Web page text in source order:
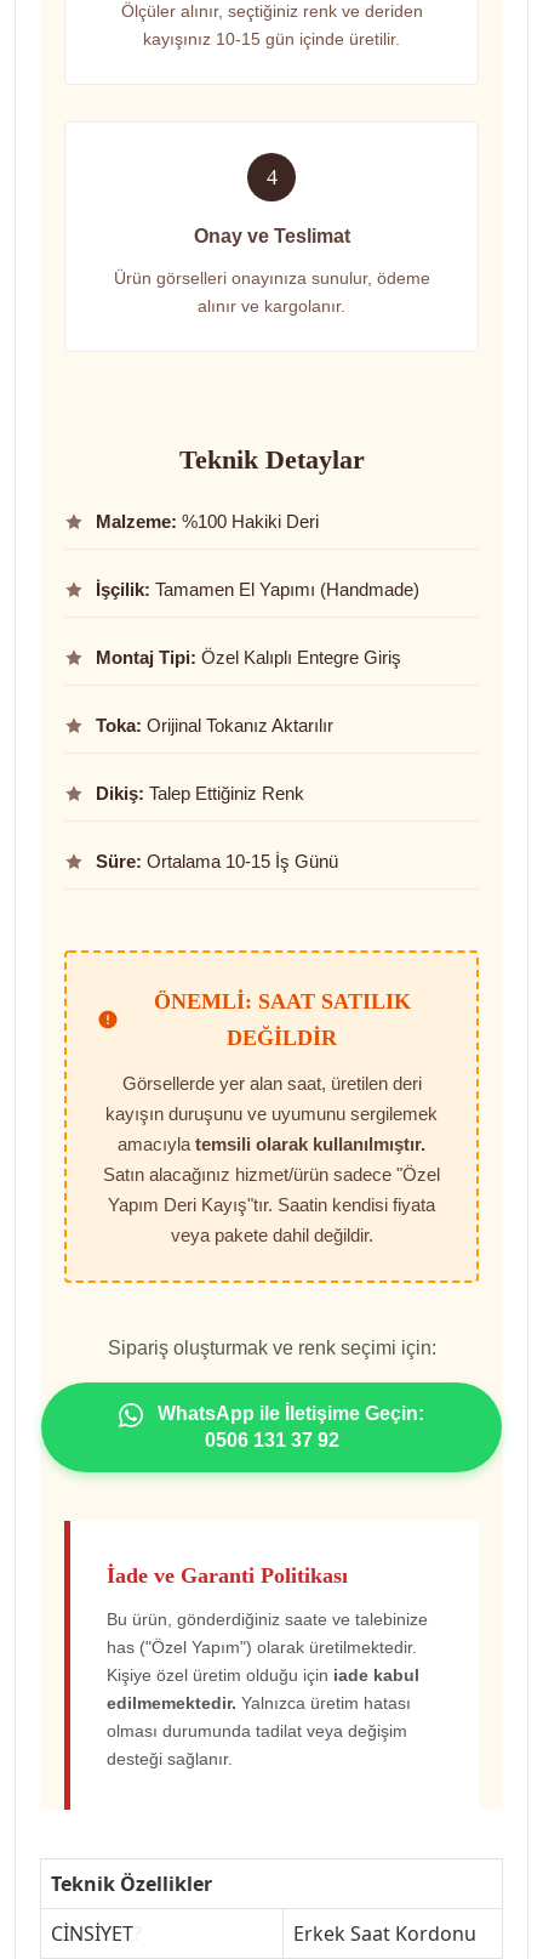
Ölçüler alınır, seçtiğiniz renk ve deriden
kayışınız 10-15 gün içinde üretilir.
4
Onay ve Teslimat
Ürün görselleri onayınıza sunulur, ödeme
alınır ve kargolanır.
Teknik Detaylar
Malzeme: %100 Hakiki Deri
İşçilik: Tamamen El Yapımı (Handmade)
Montaj Tipi: Özel Kalıplı Entegre Giriş
Toka: Orijinal Tokanız Aktarılır
Dikiş: Talep Ettiğiniz Renk
Süre: Ortalama 10-15 İş Günü
ÖNEMLI: SAAT SATILIK
DEĞILDIR
Görsellerde yer alan saat, üretilen deri
kayışın duruşunu ve uyumunu sergilemek
amacıyla temsili olarak kullanılmıştır.
Satın alacağınız hizmet/ürün sadece "Özel
Yapım Deri Kayış"tır. Saatin kendisi fiyata
veya pakete dahil değildir.
Sipariş oluşturmak ve renk seçimi için:
WhatsApp ile İletişime Geçin:
0506 131 37 92
İade ve Garanti Politikası
Bu ürün, gönderdiğiniz saate ve talebinize
has ("Özel Yapım") olarak üretilmektedir.
Kişiye özel üretim olduğu için iade kabul
edilmemektedir. Yalnızca üretim hatası
olması durumunda tadilat veya değişim
desteği sağlanır.
Teknik Özellikler
CİNSİYET
Erkek Saat Kordonu